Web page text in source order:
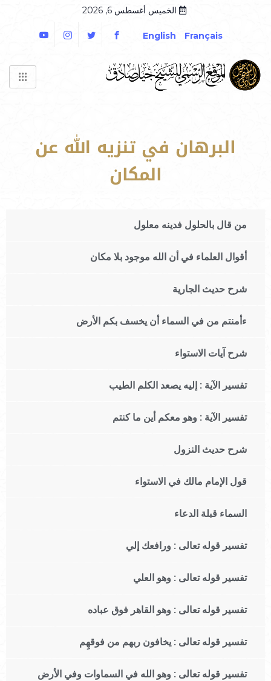
الخميس أغسطس 6, 2026
Français
English
البرهان في تنزيه الله عن
المكان
من قال بالحلول فدينه معلول
أقوال العلماء في أن الله موجود بلا مكان
شرح حديث الجارية
ءأمنتم من في السماء أن يخسف بكم الأرض
شرح آيات الاستواء
تفسير الآية : إليه يصعد الكلم الطيب
تفسير الآية : وهو معكم أين ما كنتم
شرح حديث النزول
قول الإمام مالك في الاستواء
السماء قبلة الدعاء
تفسير قوله تعالى : ورافعك إلي
تفسير قوله تعالى : وهو العلي
تفسير قوله تعالى : وهو القاهر فوق عباده
تفسير قوله تعالى : يخافون ربهم من فوقهِم
تفسير قوله تعالى : وهو الله في السماوات وفي الأرض